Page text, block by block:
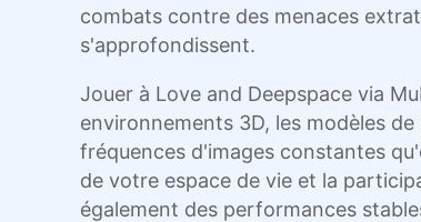
combats contre des menaces
s'approfondissent.
Jouer à Love and Deepspace via
environnements 3D, les modèles
fréquences d'images constantes
de votre espace de vie et la
également des performances